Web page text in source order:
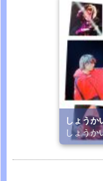
しょうか
しょうか